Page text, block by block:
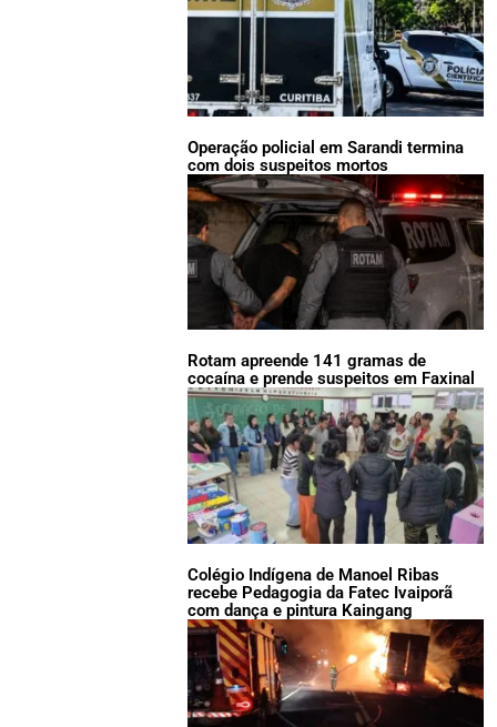
Operação policial em Sarandi termina
com dois suspeitos mortos
Rotam apreende 141 gramas de
cocaína e prende suspeitos em Faxinal
Colégio Indígena de Manoel Ribas
recebe Pedagogia da Fatec Ivaiporã
com dança e pintura Kaingang